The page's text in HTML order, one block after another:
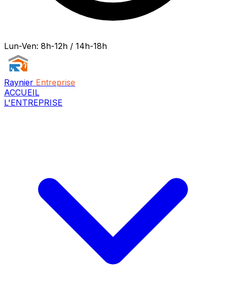
Lun-Ven: 8h-12h / 14h-18h
Raynier Entreprise
ACCUEIL
L'ENTREPRISE